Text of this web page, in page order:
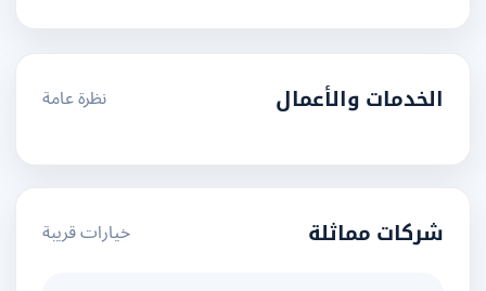
الخدمات والأعمال نظرة عامة
شركات مماثلة خيارات قريبة